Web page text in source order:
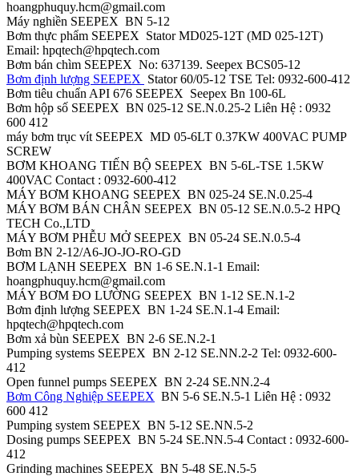
hoangphuquy.hcm@gmail.com
Máy nghiền SEEPEX BN 5-12
Bơm thực phẩm SEEPEX Stator MD025-12T (MD 025-12T)
Email: hpqtech@hpqtech.com
Bơm bán chìm SEEPEX No: 637139. Seepex BCS05-12
Bơm định lượng SEEPEX Stator 60/05-12 TSE Tel: 0932-600-412
Bơm tiêu chuẩn API 676 SEEPEX Seepex Bn 100-6L
Bơm hộp số SEEPEX BN 025-12 SE.N.0.25-2 Liên Hệ : 0932
600 412
máy bơm trục vít SEEPEX MD 05-6LT 0.37KW 400VAC PUMP
SCREW
BƠM KHOANG TIẾN BỘ SEEPEX BN 5-6L-TSE 1.5KW
400VAC Contact : 0932-600-412
MÁY BƠM KHOANG SEEPEX BN 025-24 SE.N.0.25-4
MÁY BƠM BÁN CHÂN SEEPEX BN 05-12 SE.N.0.5-2 HPQ
TECH Co.,LTD
MÁY BƠM PHỄU MỞ SEEPEX BN 05-24 SE.N.0.5-4
Bơm BN 2-12/A6-JO-JO-RO-GD
BƠM LẠNH SEEPEX BN 1-6 SE.Ν.1-1 Email:
hoangphuquy.hcm@gmail.com
MÁY BƠM ĐO LƯỜNG SEEPEX BN 1-12 SE.N.1-2
Bơm định lượng SEEPEX BN 1-24 SE.N.1-4 Email:
hpqtech@hpqtech.com
Bơm xả bùn SEEPEX BN 2-6 SE.N.2-1
Pumping systems SEEPEX BN 2-12 SE.NΝ.2-2 Tel: 0932-600-
412
Open funnel pumps SEEPEX BN 2-24 SE.NΝ.2-4
Bơm Công Nghiệp SEEPEX BN 5-6 SE.N.5-1 Liên Hệ : 0932
600 412
Pumping system SEEPEX BN 5-12 SE.NΝ.5-2
Dosing pumps SEEPEX BN 5-24 SE.NΝ.5-4 Contact : 0932-600-
412
Grinding machines SEEPEX BN 5-48 SE.N.5-5